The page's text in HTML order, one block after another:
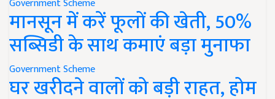
मानसून में करें फूलों की खेती, 50%
सब्सिडी के साथ कमाएं बड़ा मुनाफा
Government Scheme
घर खरीदने वालों को बड़ी राहत, होम